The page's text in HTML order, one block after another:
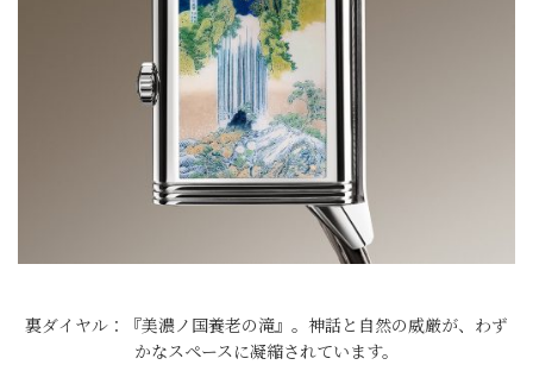
裏ダイヤル：『美濃ノ国養老の滝』。神話と自然の威厳が、わず
かなスペースに凝縮されています。